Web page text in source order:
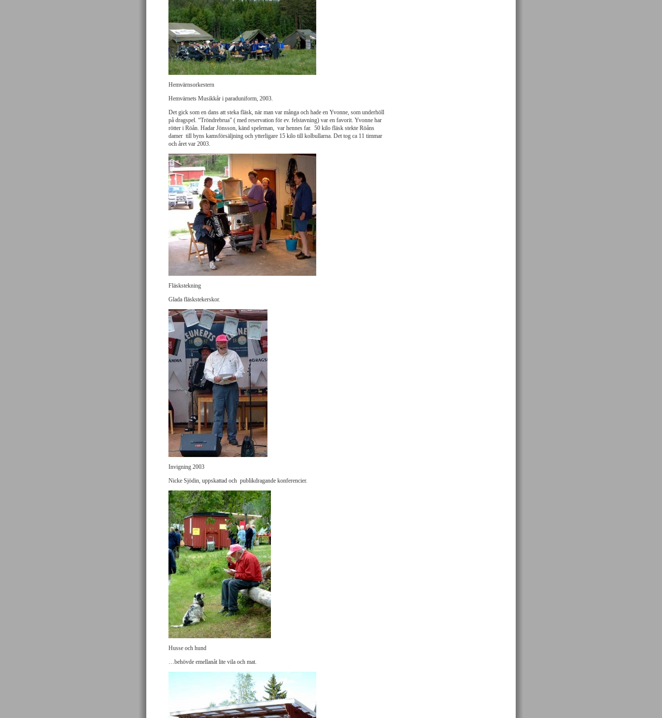
Hemvärnsorkestern
Hemvärnets Musikkår i paraduniform, 2003.
Det gick som en dans att steka fläsk, när man var många och hade en Yvonne, som underhöll
på dragspel. “Tröndrebrua” ( med reservation för ev. felstavning) var en favorit. Yvonne har
rötter i Röån. Hadar Jönsson, känd speleman, var hennes far. 50 kilo fläsk stekte Röåns
damer till byns kamsförsäljning och ytterligare 15 kilo till kolbullarna. Det tog ca 11 timmar
och året var 2003.
Fläskstekning
Glada fläskstekerskor.
Invigning 2003
Nicke Sjödin, uppskattad och publikdragande konferencier.
Husse och hund
…behövde emellanåt lite vila och mat.